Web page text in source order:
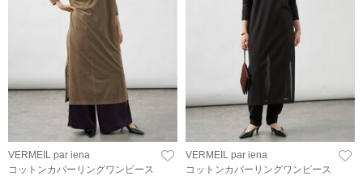
VERMEIL par iena
コットンカバーリングワンピース
VERMEIL par iena
コットンカバーリングワンピース